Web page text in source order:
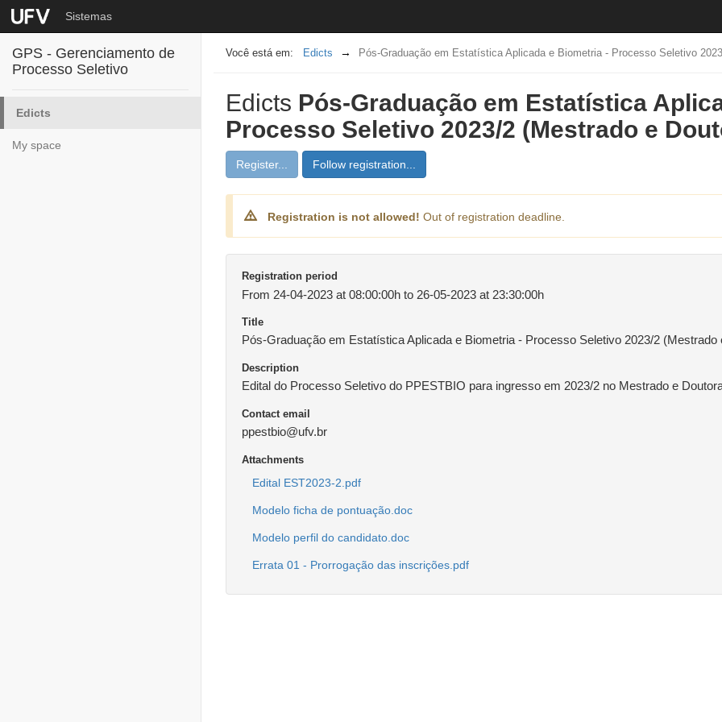
Sistemas
GPS - Gerenciamento de
Processo Seletivo
Edicts
My space
Edicts Pós-Graduação em Estatística Aplicada e Biometria - Processo Seletivo
Edicts Pós-Graduação em Estatística
Processo Seletivo 2023/2 (Mestrado e
Register... Follow registration...
Registration is not allowed! Out of registration deadline.
Registration period
From 24-04-2023 at 08:00:00h to 26-05-2023 at 23:30:00h
Title
Pós-Graduação em Estatística Aplicada e Biometria - Processo Seletivo 2023/2 (Mestrado
Description
Edital do Processo Seletivo do PPESTBIO para ingresso em 2023/2 no Mestrado e
Contact email
ppestbio@ufv.br
Attachments